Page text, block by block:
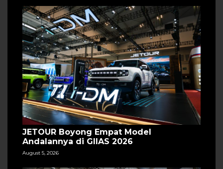
JETOUR Boyong Empat Model
Andalannya di GIIAS 2026
August 5, 2026